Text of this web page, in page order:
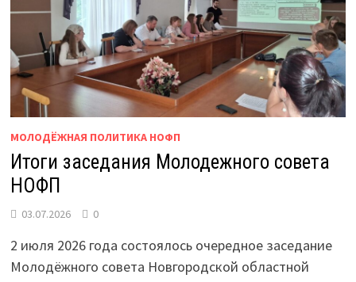
МОЛОДЁЖНАЯ ПОЛИТИКА НОФП
Итоги заседания Молодежного совета
НОФП
03.07.2026 0
2 июля 2026 года состоялось очередное заседание
Молодёжного совета Новгородской областной